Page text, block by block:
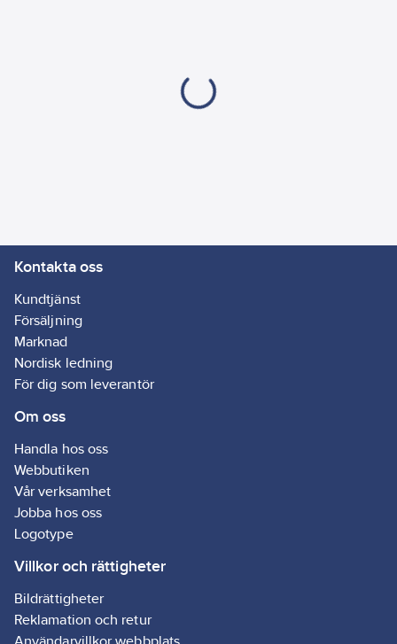
(AIMg 3,5). För
generell användning.
Magnesiumlegering
(AIMg 5,0). Hårdare
aluminium lämplig för
applikationer som
kräver högre skjuv-
och draghållfasthet.
Lev. artikelnr: 88018
Ean
artikelnr:
7315238801804
Materialklass TD350B
Kontakta oss
Kundtjänst
Försäljning
Marknad
Nordisk ledning
För dig som leverantör
Om oss
Handla hos oss
Webbutiken
Vår verksamhet
Jobba hos oss
Logotype
Villkor och rättigheter
Bildrättigheter
Reklamation och retur